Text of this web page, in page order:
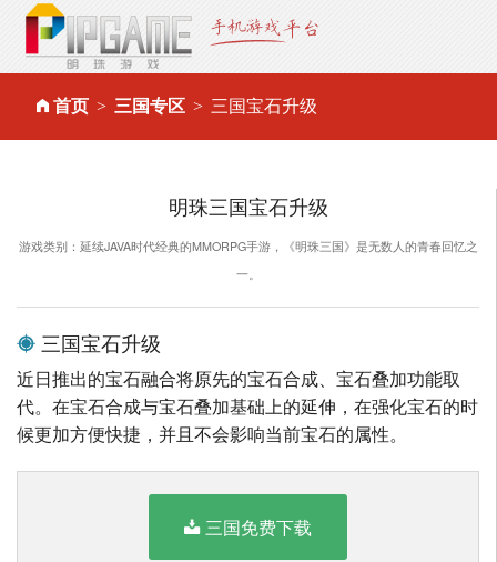
首页 三国专区 三国宝石升级
明珠三国宝石升级
游戏类别：延续JAVA时代经典的MMORPG手游，《明珠三国》是无数人的青春回忆之
一。
三国宝石升级
近日推出的宝石融合将原先的宝石合成、宝石叠加功能取
代。在宝石合成与宝石叠加基础上的延伸，在强化宝石的时
候更加方便快捷，并且不会影响当前宝石的属性。
三国免费下载